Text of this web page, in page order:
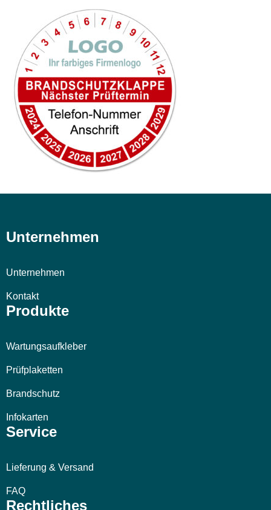
Unternehmen
Unternehmen
Kontakt
Produkte
Wartungsaufkleber
Prüfplaketten
Brandschutz
Infokarten
Service
Lieferung & Versand
FAQ
Rechtliches